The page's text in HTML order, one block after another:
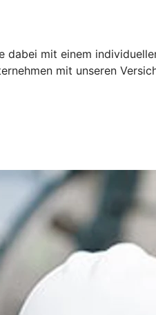
mit einem
mit unseren